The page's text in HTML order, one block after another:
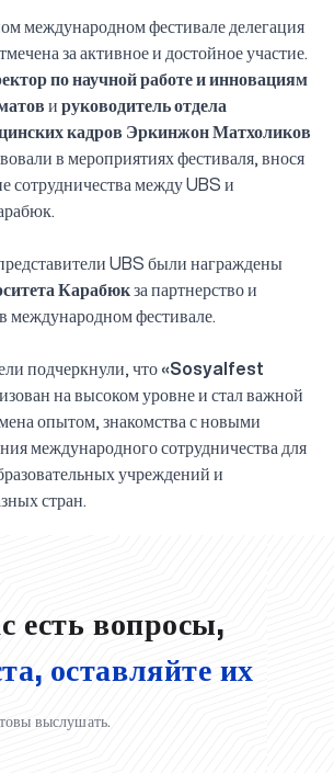
международном фестивале делегация
за активное и достойное участие.
по научной работе и инновациям
и руководитель отдела
кадров Эркинжон Матхоликов
в мероприятиях фестиваля, внося
сотрудничества между UBS и
UBS были награждены
Карабюкза партнерство и
международном фестивале.
подчеркнули, что «Sosyalfest
на высоком уровне и стал важной
опытом, знакомства с новыми
международного сотрудничества для
учреждений и
стран.
O‘zbekiston yosh olimlari"
нашей любимой газеты «UBS
UBS и планы на перспективу
повысили квалификацию в
информации
университета удостоены наград
языка на новый уровень?
investitsiya — Yangi
eng muhim tayanchi
есть вопросы,
оставляйте их
выслушать.